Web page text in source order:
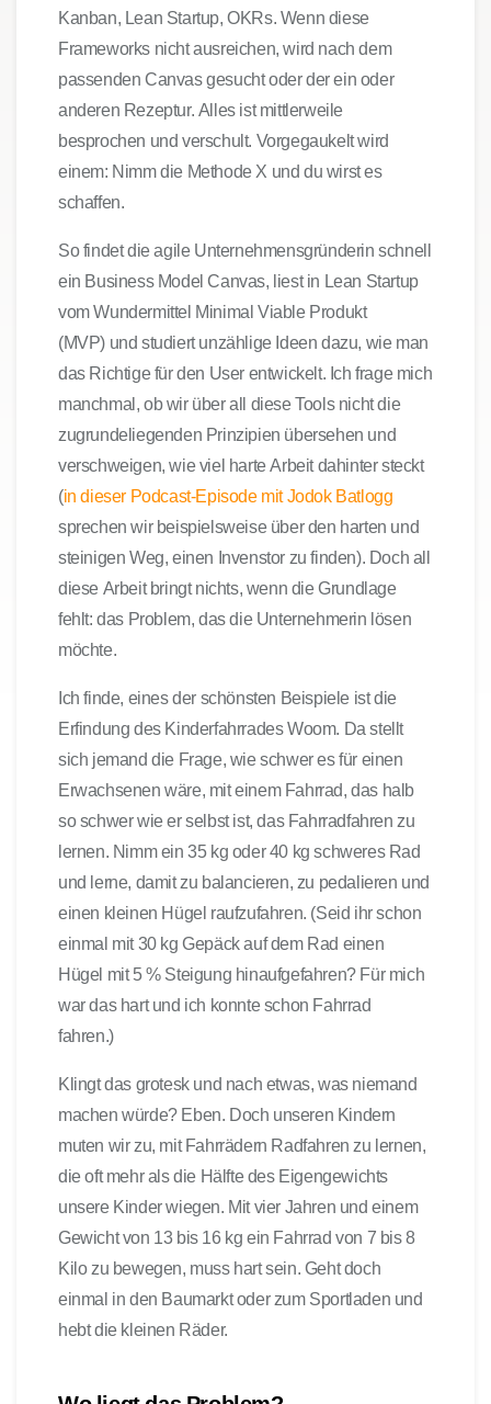
Kanban, Lean Startup, OKRs. Wenn diese
Frameworks nicht ausreichen, wird nach dem
passenden Canvas gesucht oder der ein oder
anderen Rezeptur. Alles ist mittlerweile
besprochen und verschult. Vorgegaukelt wird
einem: Nimm die Methode X und du wirst es
schaffen.
So findet die agile Unternehmensgründerin schnell
ein Business Model Canvas, liest in Lean Startup
vom Wundermittel Minimal Viable Produkt
(MVP) und studiert unzählige Ideen dazu, wie man
das Richtige für den User entwickelt. Ich frage mich
manchmal, ob wir über all diese Tools nicht die
zugrundeliegenden Prinzipien übersehen und
verschweigen, wie viel harte Arbeit dahinter steckt
(in dieser Podcast-Episode mit Jodok Batlogg
sprechen wir beispielsweise über den harten und
steinigen Weg, einen Invenstor zu finden). Doch all
diese Arbeit bringt nichts, wenn die Grundlage
fehlt:das Problem, das die Unternehmerin lösen
möchte.
Ich finde, eines der schönsten Beispiele ist die
Erfindung des Kinderfahrrades Woom. Da stellt
sich jemand die Frage, wie schwer es für einen
Erwachsenen wäre, mit einem Fahrrad, das halb
so schwer wie er selbst ist, das Fahrradfahren zu
lernen. Nimm ein 35 kg oder 40 kg schweres Rad
und lerne, damit zu balancieren, zu pedalieren und
einen kleinen Hügel raufzufahren. (Seid ihr schon
einmal mit 30 kg Gepäck auf dem Rad einen
Hügel mit 5 % Steigung hinaufgefahren? Für mich
war das hart und ich konnte schon Fahrrad
fahren.)
Klingt das grotesk und nach etwas, was niemand
machen würde? Eben. Doch unseren Kindern
muten wir zu, mit Fahrrädern Radfahren zu lernen,
die oft mehr als die Hälfte des Eigengewichts
unsere Kinder wiegen. Mit vier Jahren und einem
Gewicht von 13 bis 16 kg ein Fahrrad von 7 bis 8
Kilo zu bewegen, muss hart sein. Geht doch
einmal in den Baumarkt oder zum Sportladen und
hebt die kleinen Räder.